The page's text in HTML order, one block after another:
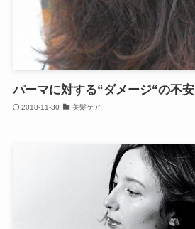
パーマに対する“ダメージ“の不安
2018-11-30 美髪ケア